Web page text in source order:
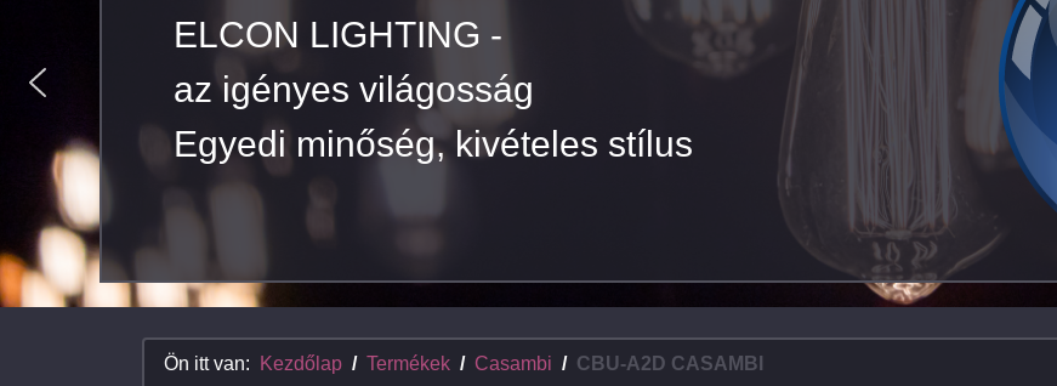
ELCON LIGHTING -
az igényes világosság
Egyedi minőség, kivételes stílus
ELCON LIGHTING -
az igényes világosság
Egyedi minőség, kivételes stílus
Ön itt van: Kezdőlap Termékek Casambi CBU-A2D CASAMBI